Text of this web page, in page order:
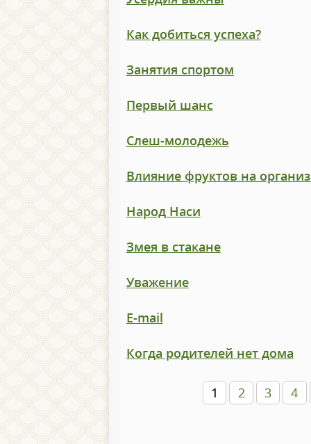
Как добиться успеха?
Занятия спортом
Первый шанс
Слеш-молодежь
Влияние фруктов на
Народ Наси
Змея в стакане
Уважение
E-mail
Когда родителей нет дома
1 2 3 4